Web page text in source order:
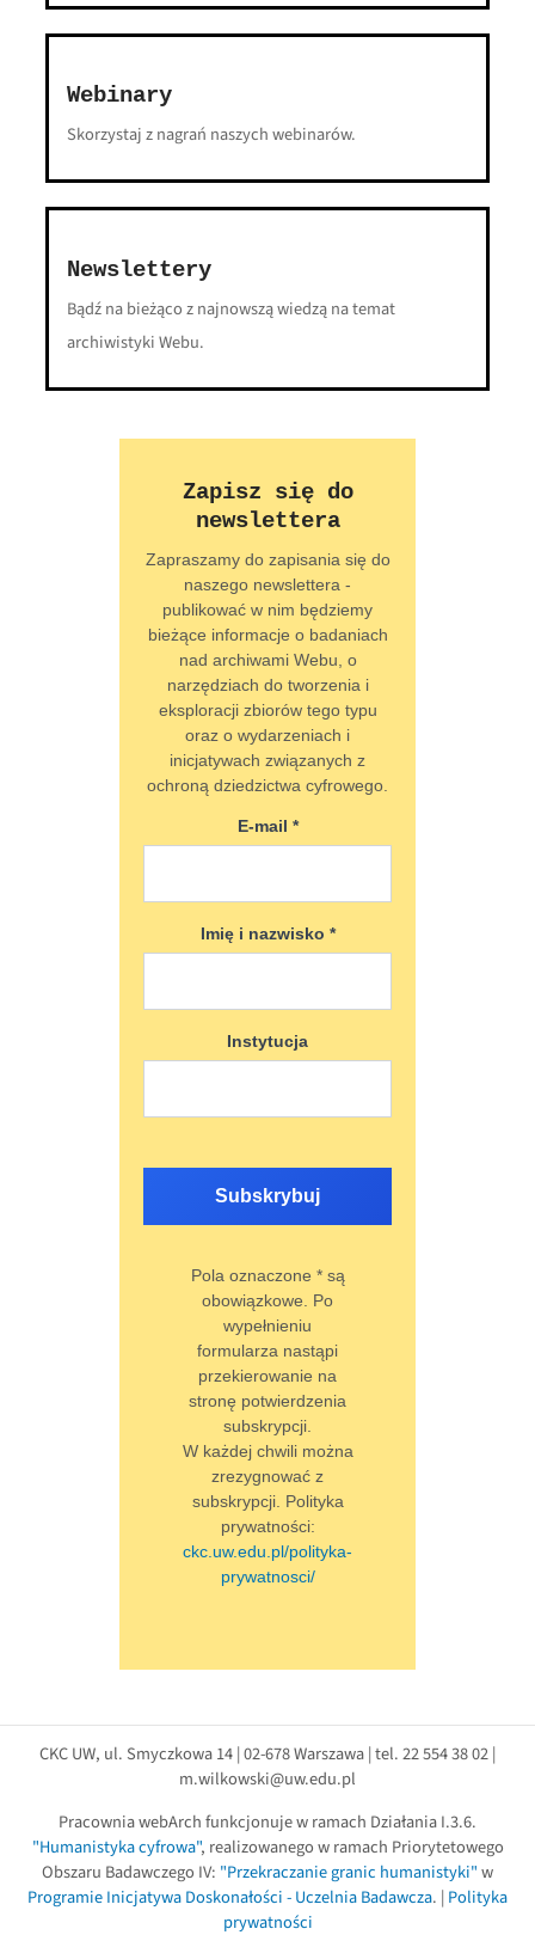
Webinary
Skorzystaj z nagrań naszych webinarów.
Newslettery
Bądź na bieżąco z najnowszą wiedzą na temat
archiwistyki Webu.
Zapisz się do
newslettera
Zapraszamy do zapisania się do
naszego newslettera -
publikować w nim będziemy
bieżące informacje o badaniach
nad archiwami Webu, o
narzędziach do tworzenia i
eksploracji zbiorów tego typu
oraz o wydarzeniach i
inicjatywach związanych z
ochroną dziedzictwa cyfrowego.
E-mail *
Imię i nazwisko *
Instytucja
Subskrybuj
Pola oznaczone * są
obowiązkowe. Po
wypełnieniu
formularza nastąpi
przekierowanie na
stronę potwierdzenia
subskrypcji.
W każdej chwili można
zrezygnować z
subskrypcji. Polityka
prywatności:
ckc.uw.edu.pl/polityka-
prywatnosci/
CKC UW, ul. Smyczkowa 14 | 02-678 Warszawa | tel. 22 554 38 02 |
m.wilkowski@uw.edu.pl
Pracownia webArch funkcjonuje w ramach Działania I.3.6.
"Humanistyka cyfrowa", realizowanego w ramach Priorytetowego
Obszaru Badawczego IV: "Przekraczanie granic humanistyki"w
Programie Inicjatywa Doskonałości - Uczelnia Badawcza. |Polityka
prywatności